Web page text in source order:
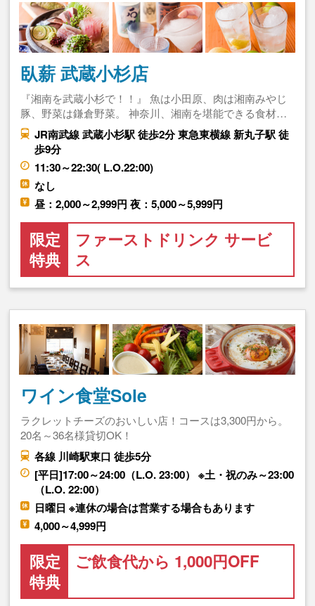
臥薪 武蔵小杉店
『湘南を武蔵小杉で！！』 魚は小田原、肉は湘南みやじ
豚、野菜は鎌倉野菜。 神奈川、湘南を堪能できる食材…
JR南武線 武蔵小杉駅 徒歩2分 東急東横線 新丸子駅 徒
歩9分
11:30～22:30( L.O.22:00)
なし
昼：2,000～2,999円 夜：5,000～5,999円
限定
特典
ファーストドリンク サービ
ス
ワイン食堂Sole
ラクレットチーズのおいしい店！コースは3,300円から。
20名～36名様貸切OK！
各線 川崎駅東口 徒歩5分
[平日]17:00～24:00（L.O. 23:00） ※土・祝のみ～23:00
（L.O. 22:00）
日曜日 ※連休の場合は営業する場合もあります
4,000～4,999円
限定
特典
ご飲食代から 1,000円OFF